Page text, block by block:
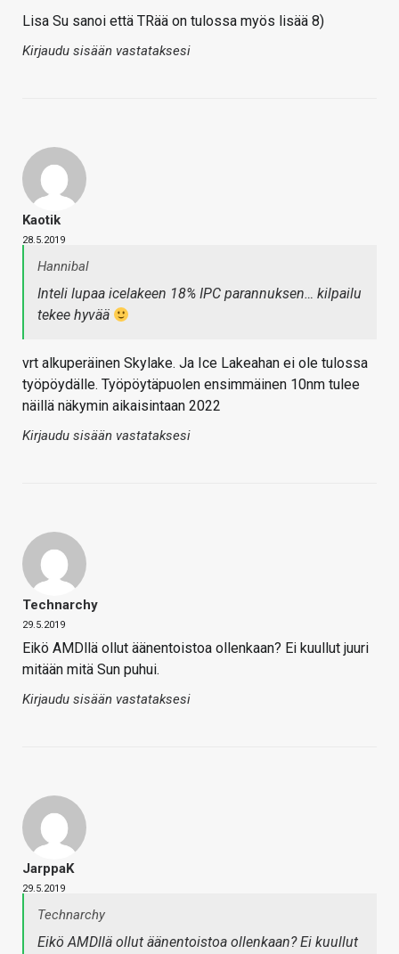
Lisa Su sanoi että TRää on tulossa myös lisää 8)
Kirjaudu sisään vastataksesi
Kaotik
28.5.2019
Hannibal
Inteli lupaa icelakeen 18% IPC parannuksen… kilpailu
tekee hyvää
vrt alkuperäinen Skylake. Ja Ice Lakeahan ei ole tulossa
työpöydälle. Työpöytäpuolen ensimmäinen 10nm tulee
näillä näkymin aikaisintaan 2022
Kirjaudu sisään vastataksesi
Technarchy
29.5.2019
Eikö AMDllä ollut äänentoistoa ollenkaan? Ei kuullut juuri
mitään mitä Sun puhui.
Kirjaudu sisään vastataksesi
JarppaK
29.5.2019
Technarchy
Eikö AMDllä ollut äänentoistoa ollenkaan? Ei kuullut